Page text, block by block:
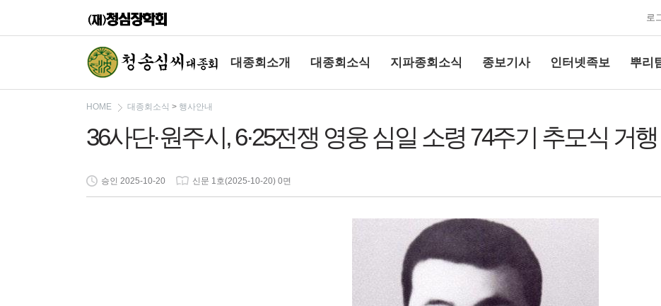
로
대종회소개 대종회소식 지파종회소식 종보기사 인터넷족보 뿌리
상단여백
HOME 대종회소식 > 행사안내
36사단·원주시, 6·25전쟁 영웅 심일 소령 74주기 추모식 거행
승인 2025-10-20 신문 1호(2025-10-20) 0면